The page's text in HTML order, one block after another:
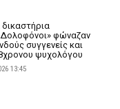
φώναζαν
συγγενείς και
ψυχολόγου
13:45